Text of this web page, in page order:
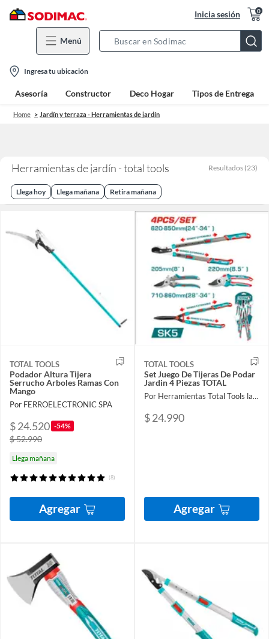
Inicia sesión 0
Menú
Bar
location-
icon
Ingresa tu ubicación
Asesoría Constructor Deco Hogar Tipos de Entrega
Home Jardín y terraza - Herramientas de jardín
Herramientas de jardín - total tools Resultados (23)
Llega hoy Llega mañana Retira mañana
TOTAL TOOLS
Podador Altura Tijera
Serrucho Arboles Ramas Con
Mango
Por FERROELECTRONIC SPA
$ 24.520 -54%
$ 52.990
Llega mañana
(8)
Agregar
TOTAL TOOLS
Set Juego De Tijeras De Podar
Jardin 4 Piezas TOTAL
Por Herramientas Total Tools la Nueva
$ 24.990
Agregar